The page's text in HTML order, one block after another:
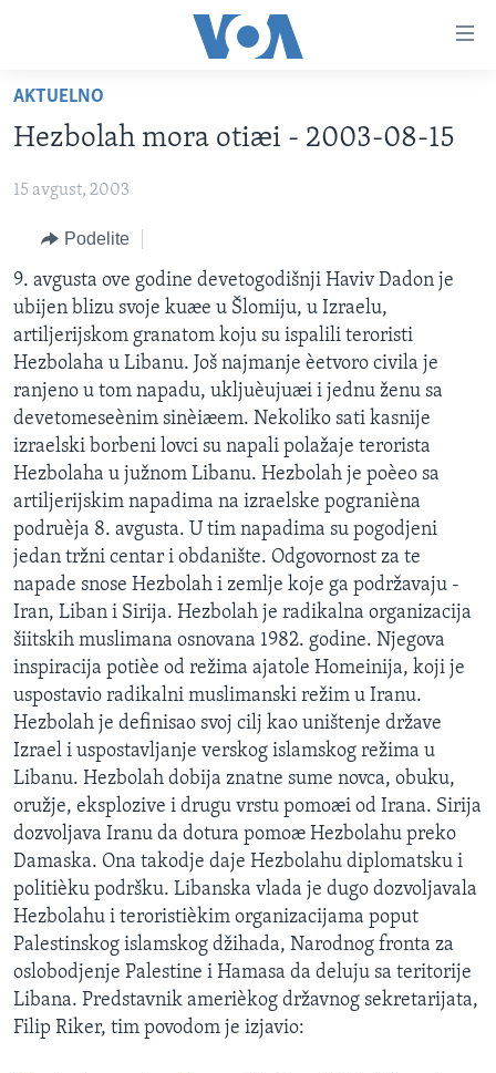
glavni
sadržaj
na
navigaciju
Idi
na
pretragu
NASLOVNA
AMERIKA
BALKAN
GLOBALNE TEME
EKONOMIJA
NAUKA I TEHNOLOGIJA
MEDICINA
KULTURA
DRUŠTVO
SPORT
INTERVJU
TV PROGRAM
OTVORENI STUDIO
IZ AMERIKE
Learning English
PRATITE NAS
Jezici
AKTUELNO
Hezbolah mora otiæi - 2003-08-15
15 avgust, 2003
Podelite
9. avgusta ove godine devetogodišnji Haviv Dadon je
ubijen blizu svoje kuæe u Šlomiju, u Izraelu,
artiljerijskom granatom koju su ispalili teroristi
Hezbolaha u Libanu. Još najmanje èetvoro civila je
ranjeno u tom napadu, ukljuèujuæi i jednu ženu sa
devetomeseènim sinèiæem. Nekoliko sati kasnije
izraelski borbeni lovci su napali polažaje terorista
Hezbolaha u južnom Libanu. Hezbolah je poèeo sa
artiljerijskim napadima na izraelske pogranièna
podruèja 8. avgusta. U tim napadima su pogodjeni
jedan tržni centar i obdanište. Odgovornost za te
napade snose Hezbolah i zemlje koje ga podržavaju -
Iran, Liban i Sirija. Hezbolah je radikalna organizacija
šiitskih muslimana osnovana 1982. godine. Njegova
inspiracija potièe od režima ajatole Homeinija, koji je
uspostavio radikalni muslimanski režim u Iranu.
Hezbolah je definisao svoj cilj kao uništenje države
Izrael i uspostavljanje verskog islamskog režima u
Libanu. Hezbolah dobija znatne sume novca, obuku,
oružje, eksplozive i drugu vrstu pomoæi od Irana. Sirija
dozvoljava Iranu da dotura pomoæ Hezbolahu preko
Damaska. Ona takodje daje Hezbolahu diplomatsku i
politièku podršku. Libanska vlada je dugo dozvoljavala
Hezbolahu i teroristièkim organizacijama poput
Palestinskog islamskog džihada, Narodnog fronta za
oslobodjenje Palestine i Hamasa da deluju sa teritorije
Libana. Predstavnik amerièkog državnog sekretarijata,
Filip Riker, tim povodom je izjavio: